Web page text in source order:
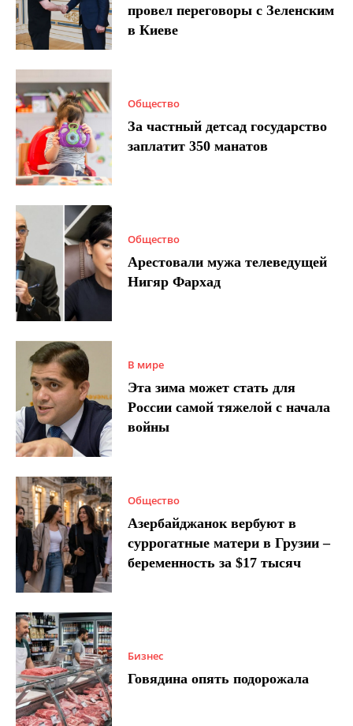
провел переговоры с Зеленским
в Киеве
Общество
За частный детсад государство
заплатит 350 манатов
Общество
Арестовали мужа телеведущей
Нигяр Фархад
В мире
Эта зима может стать для
России самой тяжелой с начала
войны
Общество
Азербайджанок вербуют в
суррогатные матери в Грузии –
беременность за $17 тысяч
Бизнес
Говядина опять подорожала